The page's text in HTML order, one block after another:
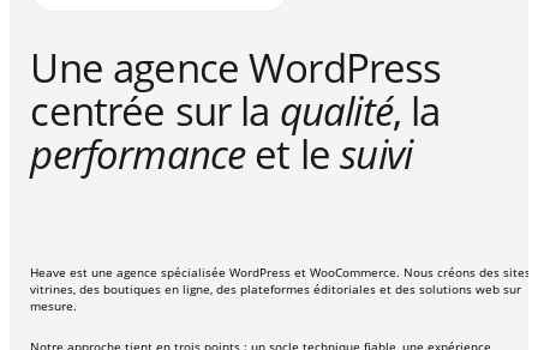
Une agence WordPress
centrée sur la qualité, la
performanceet lesuivi
Heave est une agence spécialisée WordPress et WooCommerce. Nous créons des sites
vitrines, des boutiques en ligne, des plateformes éditoriales et des solutions web sur
mesure.